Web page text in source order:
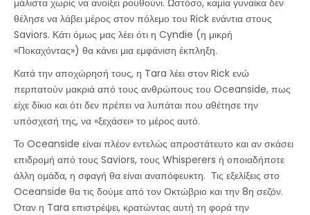
θέλησε να λάβει μέρος στον πόλεμο του Rick ενάντια στους
Saviors. Κάτι όμως μας λέει ότι η Cyndie (η μικρή
«Ποκαχόντας») θα κάνει μια εμφάνιση έκπληξη.
Κατά την αποχώρησή τους, η Tara λέει στον Rick ενώ
περπατούν μακριά από τους ανθρώπους του Oceanside, πως
είχε δίκιο και ότι δεν πρέπει να λυπάται που αθέτησε την
υπόσχεσή της, να «ξεχάσει» το μέρος αυτό.
Το Oceanside είναι πλέον εντελώς απροστάτευτο και αν σκάσει
επιδρομή από τους Saviors, τους Whisperers ή οποιαδήποτε
άλλη ομάδα, η σφαγή θα είναι αναπόφευκτη. Τις εξελίξεις στο
Oceanside θα τις δούμε από τον Οκτώβριο και την 8η σεζόν.
Όταν η Tara επιστρέψει, κρατώντας αυτή τη φορά την